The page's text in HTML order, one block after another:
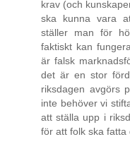
krav (och
ska kunna vara
ställer man för
faktiskt kan
är falsk
det är en stor
riksdagen avgörs
inte behöver vi
att ställa upp i
för att folk ska fatta